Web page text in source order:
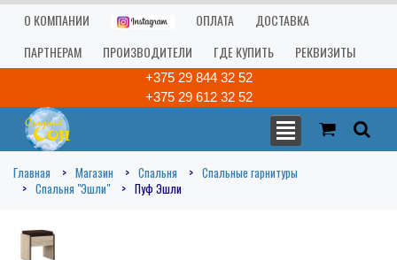
О КОМПАНИИ ОПЛАТА
ДОСТАВКА
ПАРТНЕРАМ
ПРОИЗВОДИТЕЛИ ГДЕ КУПИТЬ РЕКВИЗИТЫ
+375 29 844 32 52
+375 29 612 32 52
Главная Магазин Спальня
Спальные гарнитуры
Спальня "Эшли"
Пуф Эшли